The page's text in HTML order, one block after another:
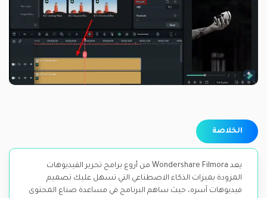
الخلاصة
يعد Wondershare Filmora من أروع برامج تحرير الفيديوهات
المزودة بميزات الذكاء الاصطناعي التي تسهل عليك تصميم
فيديوهات آسره، حيث ساهم البرنامج في مساعدة صناع المحتوى